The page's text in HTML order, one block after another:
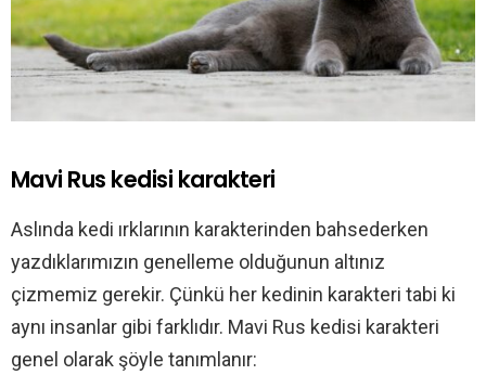
Mavi Rus kedisi karakteri
Aslında kedi ırklarının karakterinden bahsederken
yazdıklarımızın genelleme olduğunun altınız
çizmemiz gerekir. Çünkü her kedinin karakteri tabi ki
aynı insanlar gibi farklıdır. Mavi Rus kedisi karakteri
genel olarak şöyle tanımlanır: